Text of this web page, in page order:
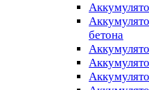
бетона